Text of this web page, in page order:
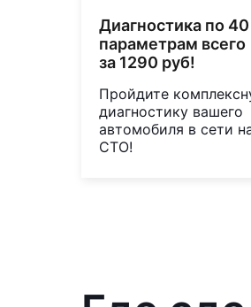
Диагностика по 40
параметрам всего
за 1290 руб!
Пройдите
диагностику вашего
автомобиля в сети
СТО!